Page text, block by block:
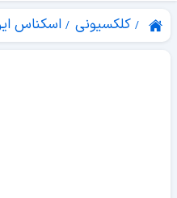
کلکسیونی اسکناس